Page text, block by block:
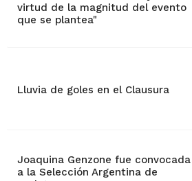
virtud de la magnitud del evento
que se plantea"
Lluvia de goles en el Clausura
Joaquina Genzone fue convocada
a la Selección Argentina de